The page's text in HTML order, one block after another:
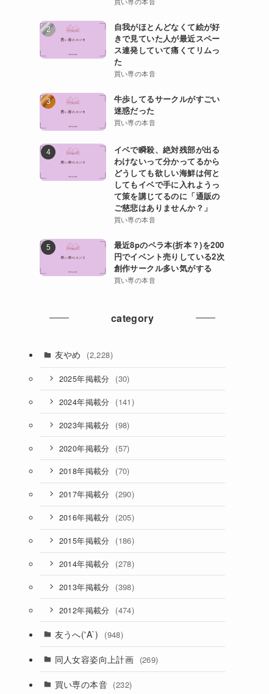
自我がほとんどなくて絵が好
きで見ていた人が最近スペー
ス連発していて痛くてリムっ
た
買い専の本音
牛歩してるサークルがすごい
迷惑だった
買い専の本音
イベで瞬殺、絶対残部が出る
わけないって分かってるから
どうしても欲しい海鮮は何と
してもイベで手に入れようっ
て策を講じてるのに「通販の
ご慈悲はありませんか？」
買い専の本音
最近8pのペラ本(折本？)を200
円でイベント売りしている2次
創作サークル多い気がする
買い専の本音
category
友やめ (2,228)
2025年掲載分 (30)
2024年掲載分 (141)
2023年掲載分 (98)
2020年掲載分 (57)
2018年掲載分 (70)
2017年掲載分 (290)
2016年掲載分 (205)
2015年掲載分 (186)
2014年掲載分 (278)
2013年掲載分 (398)
2012年掲載分 (474)
友うへ('A`) (948)
同人女容姿向上計画 (269)
買い専の本音 (232)